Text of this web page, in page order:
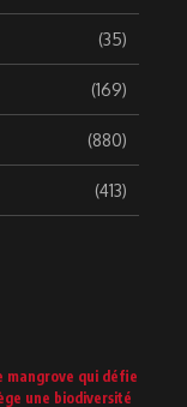
(35)
(169)
(880)
(413)
mangrove qui défie
une biodiversité